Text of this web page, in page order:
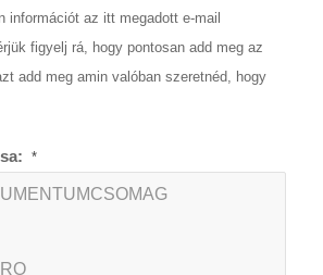
információt az itt megadott e-mail
figyelj rá, hogy pontosan add meg az
add meg amin valóban szeretnéd, hogy
*